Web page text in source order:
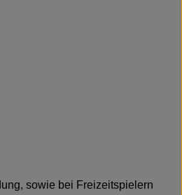
sowie bei Freizeitspielern